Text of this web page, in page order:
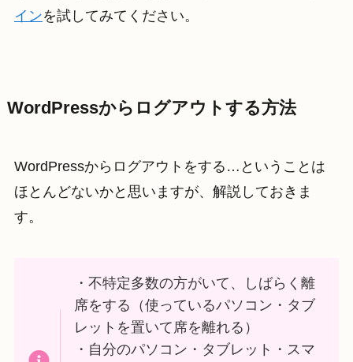
インを試してみてください。
WordPressからログアウトする方法
WordPressからログアウトをする…ということは
ほとんどないかと思いますが、解説しておきま
す。
・不特定多数の方がいて、しばらく離
席をする（使っているパソコン・タブ
レットを置いて席を離れる）
・自分のパソコン・タブレット・スマ